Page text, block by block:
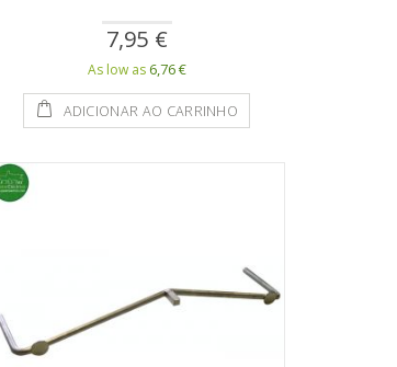
7,95 €
As low as 6,76 €
ADICIONAR AO CARRINHO